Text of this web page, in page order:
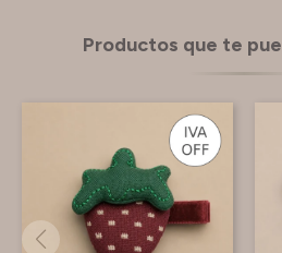
Productos que te